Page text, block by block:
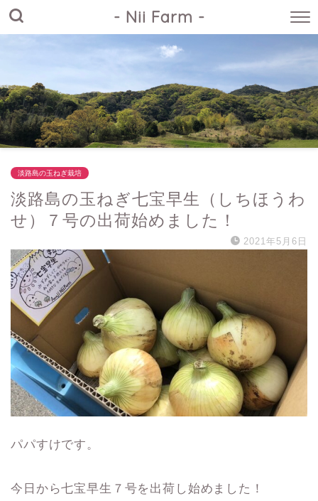
- Nii Farm -
淡路島の玉ねぎ栽培
淡路島の玉ねぎ七宝早生（しちほうわ
せ）７号の出荷始めました！
2021年5月6日
パパすけです。
今日から七宝早生７号を出荷し始めました！